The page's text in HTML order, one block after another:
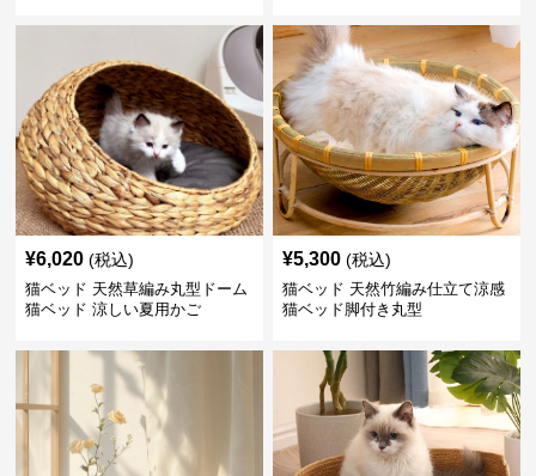
¥6,020 (税込)
猫ベッド 天然草編み丸型ドーム
猫ベッド 涼しい夏用かご
¥5,300 (税込)
猫ベッド 天然竹編み仕立て涼感
猫ベッド脚付き丸型